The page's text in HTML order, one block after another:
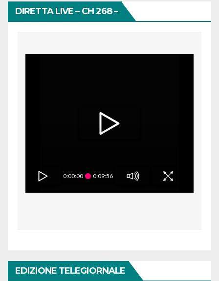
DIRETTA LIVE – CH 268 –
0:00:00 0:09:56
EDIZIONE TELEGIORNALE